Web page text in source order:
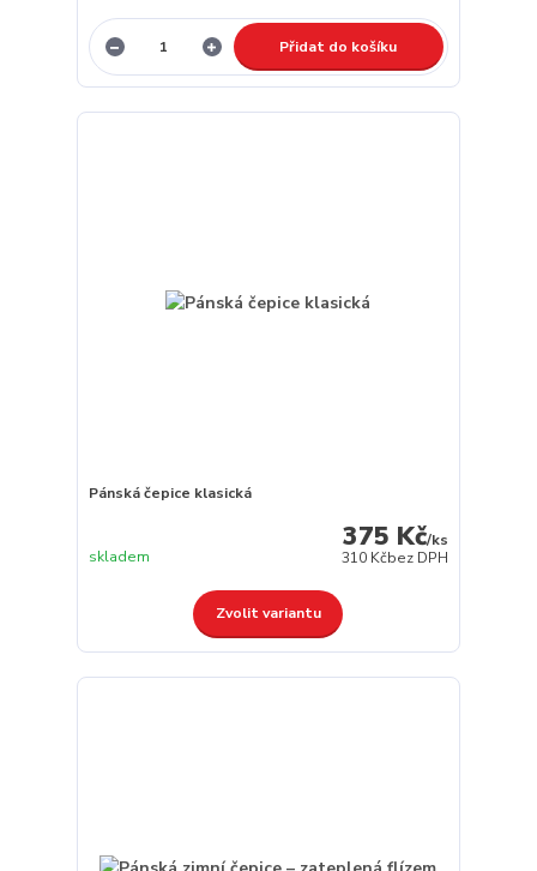
Přidat do košíku
Pánská čepice klasická
375 Kč/ks
310 Kčbez DPH
skladem
Zvolit variantu